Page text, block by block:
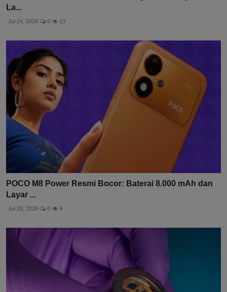
La...
Jul 24, 2026 0 13
POCO M8 Power Resmi Bocor: Baterai 8.000 mAh dan
Layar ...
Jul 28, 2026 0 9